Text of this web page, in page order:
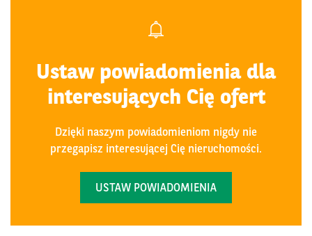
Ustaw powiadomienia dla
interesujących Cię ofert
Dzięki naszym powiadomieniom nigdy nie
przegapisz interesującej Cię nieruchomości.
USTAW POWIADOMIENIA